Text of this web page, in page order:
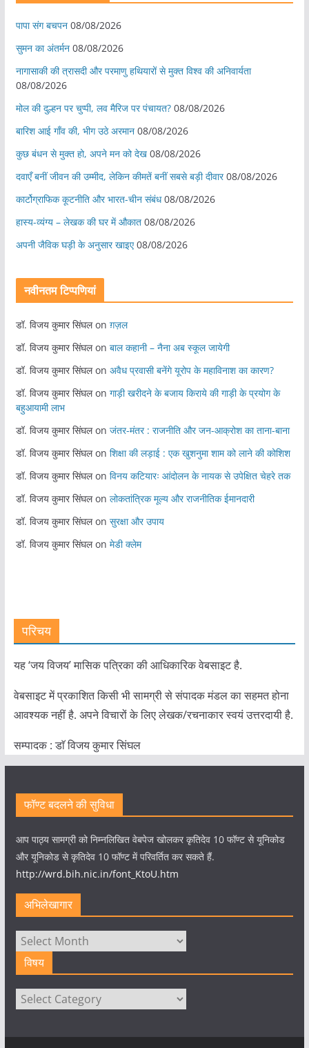
पापा संग बचपन 08/08/2026
सुमन का अंतर्मन 08/08/2026
नागासाकी की त्रासदी और परमाणु हथियारों से मुक्त विश्व की अनिवार्यता
08/08/2026
मोल की दुल्हन पर चुप्पी, लव मैरिज पर पंचायत? 08/08/2026
बारिश आई गाँव की, भीग उठे अरमान 08/08/2026
कुछ बंधन से मुक्त हो, अपने मन को देख 08/08/2026
दवाएँ बनीं जीवन की उम्मीद, लेकिन कीमतें बनीं सबसे बड़ी दीवार 08/08/2026
कार्टोग्राफिक कूटनीति और भारत-चीन संबंध 08/08/2026
हास्य-व्यंग्य – लेखक की घर में औकात 08/08/2026
अपनी जैविक घड़ी के अनुसार खाइए 08/08/2026
नवीनतम टिप्पणियां
डॉ. विजय कुमार सिंघलon ग़ज़ल
डॉ. विजय कुमार सिंघलon बाल कहानी – नैना अब स्कूल जायेगी
डॉ. विजय कुमार सिंघलon अवैध प्रवासी बनेंगे यूरोप के महाविनाश का कारण?
डॉ. विजय कुमार सिंघलon गाड़ी खरीदने के बजाय किराये की गाड़ी के प्रयोग के
बहुआयामी लाभ
डॉ. विजय कुमार सिंघलon जंतर-मंतर : राजनीति और जन-आक्रोश का ताना-बाना
डॉ. विजय कुमार सिंघलon शिक्षा की लड़ाई : एक खुशनुमा शाम को लाने की कोशिश
डॉ. विजय कुमार सिंघलon विनय कटियारः आंदोलन के नायक से उपेक्षित चेहरे तक
डॉ. विजय कुमार सिंघलon लोकतांत्रिक मूल्य और राजनीतिक ईमानदारी
डॉ. विजय कुमार सिंघलon सुरक्षा और उपाय
डॉ. विजय कुमार सिंघलon मेडी क्लेम
परिचय
यह ‘जय विजय’ मासिक पत्रिका की आधिकारिक वेबसाइट है.
वेबसाइट में प्रकाशित किसी भी सामग्री से संपादक मंडल का सहमत होना
आवश्यक नहीं है. अपने विचारों के लिए लेखक/रचनाकार स्वयं उत्तरदायी है.
सम्पादक : डाॅ विजय कुमार सिंघल
फॉण्ट बदलने की सुविधा
आप पाठ्य सामग्री को निम्नलिखित वेबपेज खोलकर कृतिदेव 10 फॉण्ट से यूनिकोड
और यूनिकोड से कृतिदेव 10 फॉण्ट में परिवर्तित कर सकते हैं.
http://wrd.bih.nic.in/font_KtoU.htm
अभिलेखागार
अभिलेखागार
विषय
विषय